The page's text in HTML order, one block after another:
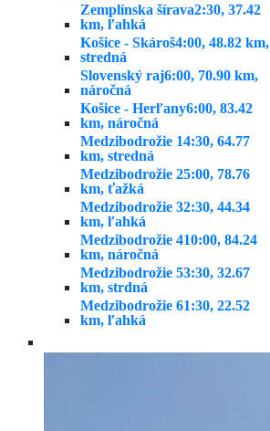
Zemplínska šírava2:30, 37.42
km, ľahká
Košice - Skároš4:00, 48.82 km,
stredná
Slovenský raj6:00, 70.90 km,
náročná
Košice - Herľany6:00, 83.42
km, náročná
Medzibodrožie 14:30, 64.77
km, stredná
Medzibodrožie 25:00, 78.76
km, ťažká
Medzibodrožie 32:30, 44.34
km, ľahká
Medzibodrožie 410:00, 84.24
km, náročná
Medzibodrožie 53:30, 32.67
km, strdná
Medzibodrožie 61:30, 22.52
km, ľahká